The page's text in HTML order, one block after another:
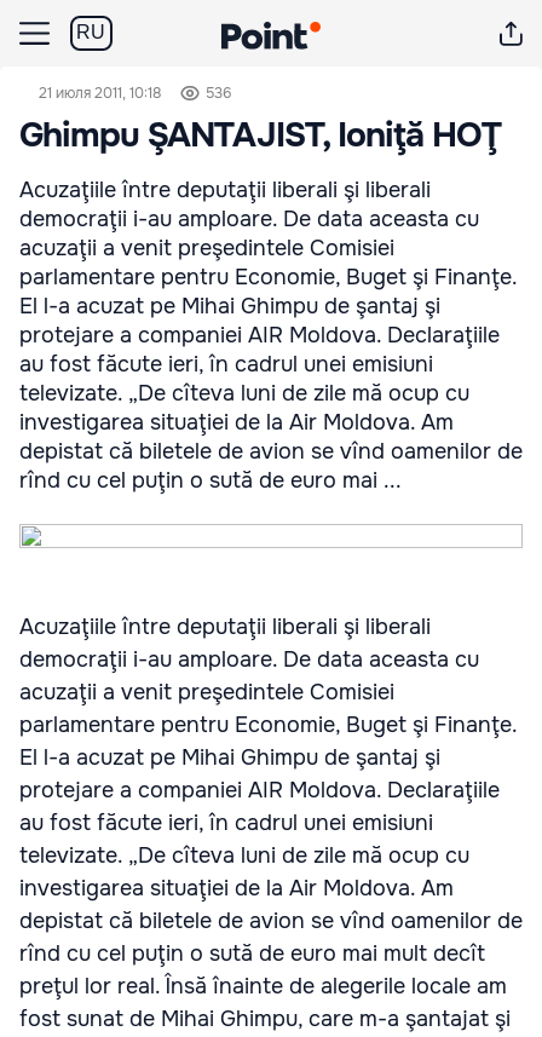
RU
21 июля 2011, 10:18 536
Ghimpu ŞANTAJIST, Ioniţă HOŢ
Acuzaţiile între deputaţii liberali şi liberali
democraţii i-au amploare. De data aceasta cu
acuzaţii a venit preşedintele Comisiei
parlamentare pentru Economie, Buget şi Finanţe.
El l-a acuzat pe Mihai Ghimpu de şantaj şi
protejare a companiei AIR Moldova. Declaraţiile
au fost făcute ieri, în cadrul unei emisiuni
televizate. „De cîteva luni de zile mă ocup cu
investigarea situaţiei de la Air Moldova. Am
depistat că biletele de avion se vînd oamenilor de
rînd cu cel puţin o sută de euro mai ...
Acuzaţiile între deputaţii liberali şi liberali
democraţii i-au amploare. De data aceasta cu
acuzaţii a venit preşedintele Comisiei
parlamentare pentru Economie, Buget şi Finanţe.
El l-a acuzat pe Mihai Ghimpu de şantaj şi
protejare a companiei AIR Moldova. Declaraţiile
au fost făcute ieri, în cadrul unei emisiuni
televizate. „De cîteva luni de zile mă ocup cu
investigarea situaţiei de la Air Moldova. Am
depistat că biletele de avion se vînd oamenilor de
rînd cu cel puţin o sută de euro mai mult decît
preţul lor real. Însă înainte de alegerile locale am
fost sunat de Mihai Ghimpu, care m-a şantajat şi